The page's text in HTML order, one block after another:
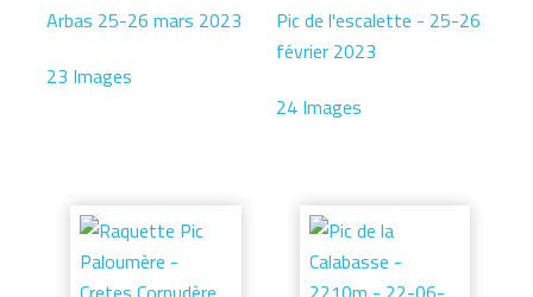
Arbas 25-26 mars 2023
23 Images
Pic de l'escalette - 25-26
février 2023
24 Images